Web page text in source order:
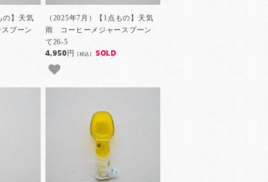
の】天気
スプーン
（2025年7月）【1点もの】天気
雨 コーヒーメジャースプーン
て26-5
4,950円[税込] SOLD